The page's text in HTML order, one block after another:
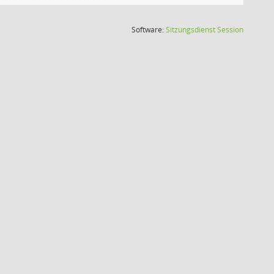
Software:SitzungsdienstSession(Wird in